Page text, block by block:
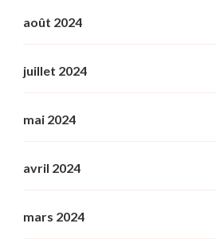
août 2024
juillet 2024
mai 2024
avril 2024
mars 2024